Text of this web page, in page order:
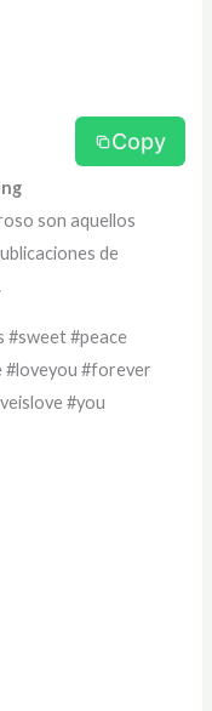
Copy
son aquellos
de
#sweet #peace
#loveyou #forever
#you